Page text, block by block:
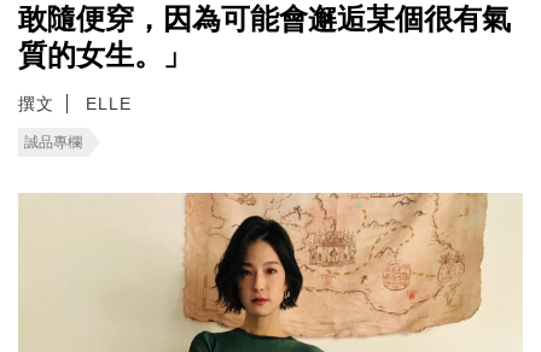
敢隨便穿，因為可能會邂逅某個很有氣
質的女生。」
撰文 ELLE
誠品專欄